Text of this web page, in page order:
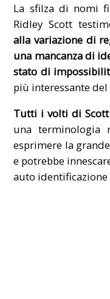
La sfilza di nomi
Ridley Scott
alla variazione di
una mancanza di
stato di
più interessante del
Tutti i volti di Scott
una terminologia
esprimere la
e potrebbe
auto identificazione